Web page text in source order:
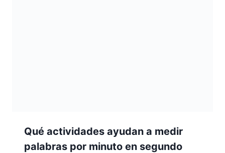
Qué actividades ayudan a medir
palabras por minuto en segundo